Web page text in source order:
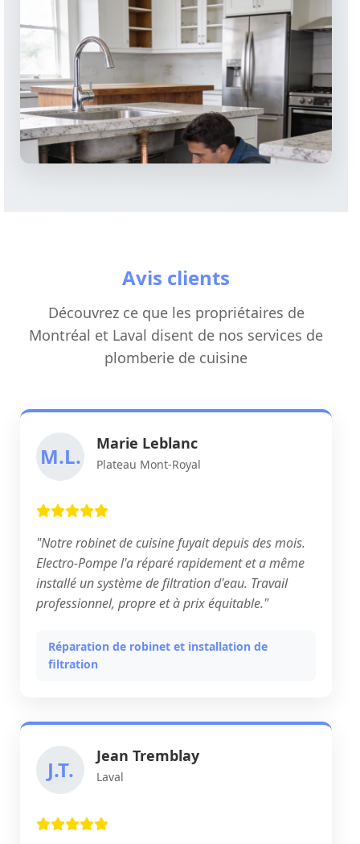
Avis clients
Découvrez ce que les propriétaires de
Montréal et Laval disent de nos services de
plomberie de cuisine
M.L.
Marie Leblanc
Plateau Mont-Royal
"Notre robinet de cuisine fuyait depuis des mois.
Electro-Pompe l'a réparé rapidement et a même
installé un système de filtration d'eau. Travail
professionnel, propre et à prix équitable."
Réparation de robinet et installation de
filtration
J.T.
Jean Tremblay
Laval